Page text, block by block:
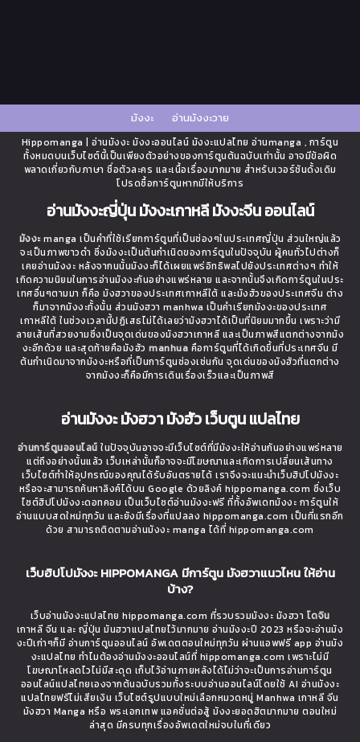
มังงะ อ่านมังงะวาย
Hippomanga | อ่านมังงะ มังงะออนไลน์ มังงะแปลไทย อ่านmanga , การ์ตูน
ทั้งหมดบนเว็บไซต์นี้เป็นเพียงตัวอย่างของการ์ตูนต้นฉบับเท่านั้น อาจมีข้อผิด
พลาดเกี่ยวกับภาษา ชื่อตัวละคร และเนื้อเรื่องมากมาย สำหรับเวอร์ชันดั้งเดิม
โปรดซื้อการ์ตูนหากมีให้บริการ
อ่านมังงะญี่ปุ่น มังงะเกาหลี มังงะจีน ออนไลน์
มังงะmanga เป็นคำที่ใช้เรียกการ์ตูนที่เป็นช่องๆในประเทศญี่ปุ่น ส่วนใหญ่แล้ว
จะเป็นภาพขาวดำ ซึ่งมังงะเป็นต้นกำเนิดของการ์ตูนในปัจจุบัน ผู้คนทั่วไปต่างก็
เคยอ่านมังงะ หลังจากนนั้นมังงะก็ได้เผยแพร่อิทธิพลไปยังประเทศต่างๆ ทำให้
เกิดความนิยมในการอ่านมังงะกันอย่างแพร่หลาย และจากนั้นจึงเกิดการ์ตูนในประ
เทศอื่นๆตามมา ก็คือ มังฮวาของประเทศเกาหลีใต้ และมังฮัวของประเทศจีน ต่าง
ก็มาจากมังงะทั้งนั้น ส่วนมังฮวา manhwa เป็นคำเรียกมังงะของประเทศ
เกาหลีใต้ ในช่วงเวลานี้ปฏิเสธไม่ได้เลยว่ามังฮวาได้เป็นที่นิยมมากขึ้น เพราะว่ามี
ลายเส้นที่สวยงามซึ่งเป็นจุดเด่นของมังฮวาเกาหลี และเป็นภาพสีแตกต่างจากมัง
งะอีกด้วย และสุดท้ายคือมังฮัว manhua คือการ์ตูนที่ได้เกิดขึ้นที่ประเทศจีน มี
ต้นกำเนิดมาจากมังงะหรือที่เป็นการ์ตูนช่องเช่นกัน จุดเด่นของมังฮัวที่แตกต่าง
จากมังงะก็คือมีการเดินเรื่องเร็วและเป็นภาพสี
อ่านมังงะ มังฮวา มังฮัว เว็บตูน แปลไทย
อ่านการ์ตูนออนไลน์ ในปัจจุบันอาจจะมีเว็บไซต์ที่มีมังงะให้อ่านกันอย่างแพร่หลาย
แต่ถึงอย่างนั้นแล้ว เว็บเหล่านั้นก็อาจจะมีโฆษณาและเกิดการเปลี่ยนเส้นทาง
เว็บไซต์ทำให้อุปกรณ์ของคุณได้รับอันตรายได้ เราจึงจะแนะนำเว็บฮิปโปมังงะ
หรือจะสามารถค้นหาลิงค์ได้บน Google ด้วยลิงค์ hippomanga.com ซึ่งเว็บ
ไซต์ฮิปโปมังงะดอทคอม เป็นเว็บไซต์อ่านมังงะฟรี ที่ทั้งอัพเดทมังงะ การ์ตูนให้
อ่านแบบสดใหม่ทุกวัน และยังมีเรื่องที่แปลลง hippomanga.com เป็นที่แรกอีก
ด้วย สามารถติดตามอ่านมังงะ manga ได้ที่ hippomanga.com
เว็บฮิปโปมังงะ HIPPOMANGA มีการ์ตูน มังฮวาแนวไหน ให้อ่าน
บ้าง?
เว็บอ่านมังงะแปลไทย hippomanga.com ที่รวบรวมมังงะ มังฮวา โดจิน
เกาหลี จีน และ ญี่ปุ่น มันฮวาแปลไทยไว้มากมาย อ่านมังงะปี 2023 หรือจะอ่านมัง
งะปีเก่าๆก็มี อ่านการ์ตูนออนไลน์ อัพเดตตอนใหม่ทุกวัน ผ่านแอพฟรี app อ่านมัง
งะแปลไทย ทำไมต้องอ่านมังงะออนไลน์ที่ hippomanga.com เพราะไม่มี
โฆษณาโหลดไวไม่มีสะดุด เก็บไว้อ่านภายหลังได้ไม่ว่าจะเป็นการอ่านการ์ตูน
ออนไลน์แปลไทยเองจากต้นฉบับรวมทั้งระบบอ่านออนไลน์โดยใช้ AI อ่านมังงะ
แปลไทยฟรีไม่เสียเงิน เว็บไซต์รูปแบบใหม่เลือกหมวดหมู่ Manhwa เกาหลี จีน
มังฮวา Manga หรือ พระเอกเทพ แอคชั่นต่อสู้ มังงะยอดฮิตมากมาย ตอนใหม่
ล่าสุด มีครบทุกเรื่องอัพเดตใหม่จบในที่เดียว